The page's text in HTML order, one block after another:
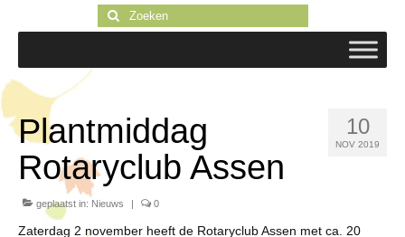
Zoeken
naar:
10
NOV 2019
Plantmiddag
Rotaryclub Assen
geplaatst in: Nieuws | 0
Zaterdag 2 november heeft de Rotaryclub Assen met ca. 20